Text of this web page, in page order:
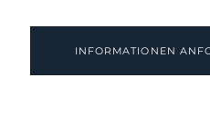
INFORMATIONEN